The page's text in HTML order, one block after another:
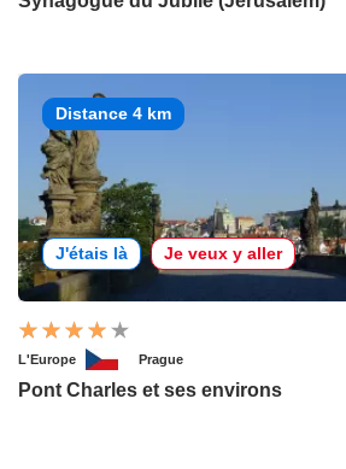
Distance 4 km
J'étais là Je veux y aller
L'Europe Prague
Pont Charles et ses environs